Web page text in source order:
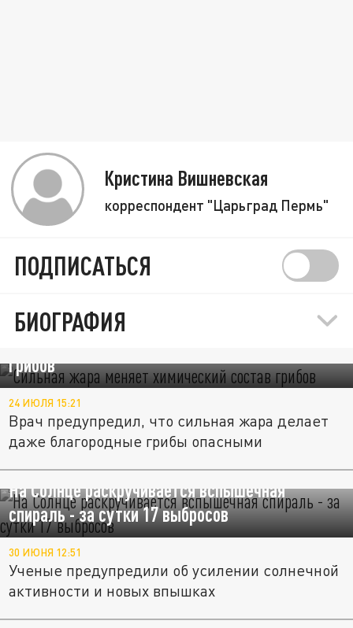
Кристина Вишневская
корреспондент "Царьград Пермь"
ПОДПИСАТЬСЯ
БИОГРАФИЯ
грибов
24 ИЮЛЯ 15:21
Врач предупредил, что сильная жара делает
даже благородные грибы опасными
На Солнце раскручивается вспышечная
спираль - за сутки 17 выбросов
30 ИЮНЯ 12:51
Ученые предупредили об усилении солнечной
активности и новых впышках